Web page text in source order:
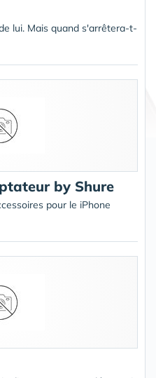
lui. Mais quand s'arrêtera-t-
by Shure
pour le iPhone